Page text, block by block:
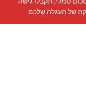
של העגלה שלכם